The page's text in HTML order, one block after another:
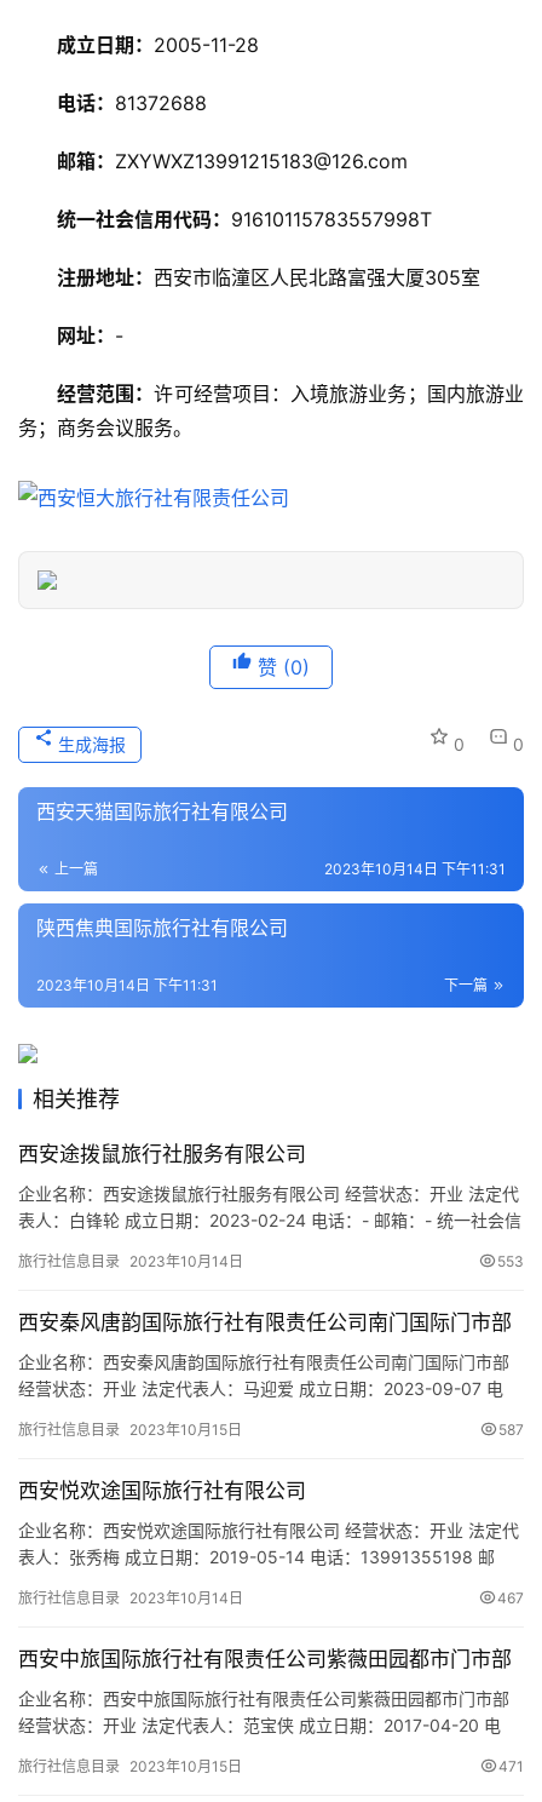
门
点
旅
游
信
史
文
化
导
游
之
本
地
活
旅
游
城
市
注册
成立日期： 2005-11-28
电话： 81372688
邮箱： ZXYWXZ13991215183@126.com
统一社会信用代码： 91610115783557998T
注册地址： 西安市临潼区人民北路富强大厦305室
网址： -
经营范围：许可经营项目：入境旅游业务；国内旅游业
务；商务会议服务。
赞 (0)
0 0
生成海报
西安天猫国际旅行社有限公司
上一篇 2023年10月14日 下午11:31
陕西焦典国际旅行社有限公司
下一篇
2023年10月14日 下午11:31
相关推荐
西安途拨鼠旅行社服务有限公司
企业名称：西安途拨鼠旅行社服务有限公司 经营状态：开业 法定代
表人：白锋轮 成立日期：2023-02-24 电话：- 邮箱：- 统一社会信
东关正街328号17栋1单元504 网址：- 经营范围：一般项目：旅行
赁经营服务；代驾服务…
旅行社信息目录 2023年10月14日 553
西安秦风唐韵国际旅行社有限责任公司南门国际门市部
企业名称：西安秦风唐韵国际旅行社有限责任公司南门国际门市部
经营状态：开业 法定代表人：马迎爱 成立日期：2023-09-07 电
地址：陕西省西安市碑林区体育馆南路18号一楼 网址：- 经营范
经批准的项目外，凭营业执照依法自…
旅行社信息目录 2023年10月15日 587
西安悦欢途国际旅行社有限公司
企业名称：西安悦欢途国际旅行社有限公司 经营状态：开业 法定代
表人：张秀梅 成立日期：2019-05-14 电话：13991355198 邮
西省西安市雁塔区西影路57号7幢20102室 网址：- 经营范围：一般
询；旅客票务代理…
旅行社信息目录 2023年10月14日 467
西安中旅国际旅行社有限责任公司紫薇田园都市门市部
企业名称：西安中旅国际旅行社有限责任公司紫薇田园都市门市部
经营状态：开业 法定代表人：范宝侠 成立日期：2017-04-20 电
码：91610131MA6U41YU1F 注册地址：陕西省西安市高新区高新
旅行社信息目录 2023年10月15日 471